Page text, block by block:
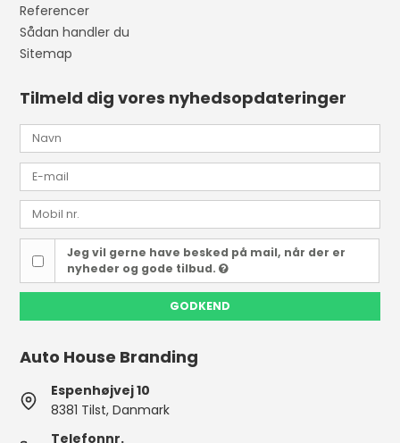
Referencer
Sådan handler du
Sitemap
Tilmeld dig vores nyhedsopdateringer
Jeg vil gerne have besked på mail, når der er
nyheder og gode tilbud.
GODKEND
Auto House Branding
Espenhøjvej 10
8381 Tilst, Danmark
Telefonnr.